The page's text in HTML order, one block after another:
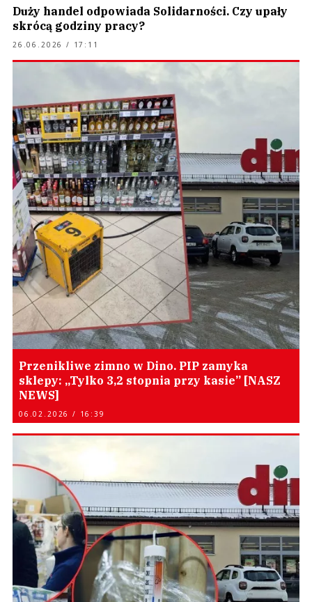
Duży handel odpowiada Solidarności. Czy upały
skrócą godziny pracy?
26.06.2026 / 17:11
Przenikliwe zimno w Dino. PIP zamyka
sklepy: „Tylko 3,2 stopnia przy kasie” [NASZ
NEWS]
06.02.2026 / 16:39